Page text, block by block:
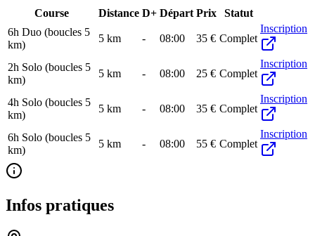
Course Distance D+ Départ Prix
Statut
6h Duo (boucles 5
km)
5 km - 08:00 35 € Complet
Inscription
2h Solo (boucles 5
km)
5 km - 08:00 25 € Complet
Inscription
4h Solo (boucles 5
km)
5 km - 08:00 35 € Complet
Inscription
6h Solo (boucles 5
km)
5 km - 08:00 55 € Complet
Inscription
Infos pratiques